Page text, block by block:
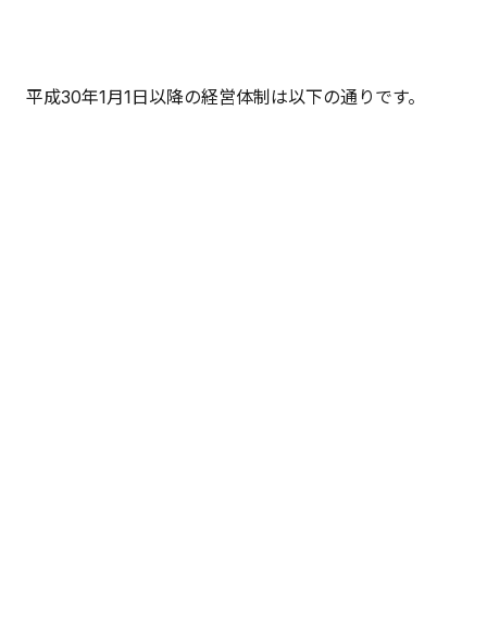
平成30年1月1日以降の経営体制は以下の通りです。